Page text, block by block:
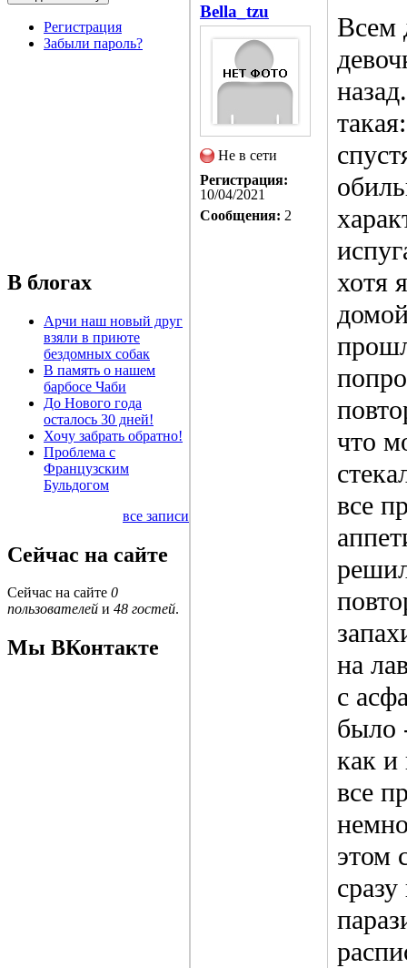
Регистрация
Забыли пароль?
В блогах
Арчи наш новый друг
взяли в приюте
бездомных собак
В память о нашем
барбосе Чаби
До Нового года
осталось 30 дней!
Хочу забрать обратно!
Проблема с
Французским
Бульдогом
все записи
Сейчас на сайте
Сейчас на сайте 0
пользователей и 48 гостей.
Мы ВКонтакте
Bella_tzu
Не в сети
Регистрация:
10/04/2021
Сообщения: 2
Всем
хотя
что
все
на
с
было
как и
все
этом